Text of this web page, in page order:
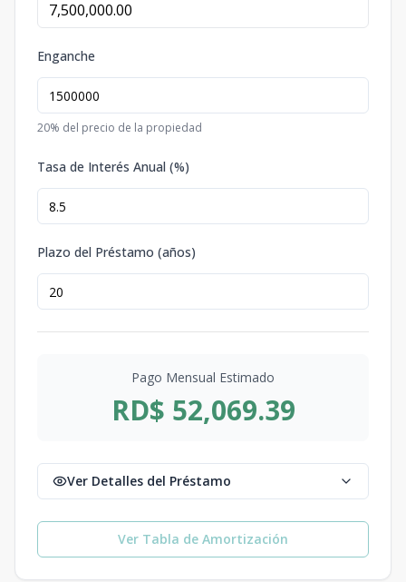
Enganche
20% del precio de la propiedad
Tasa de Interés Anual (%)
Plazo del Préstamo (años)
Pago Mensual Estimado
RD$ 52,069.39
Ver Detalles del Préstamo
Ver Tabla de Amortización